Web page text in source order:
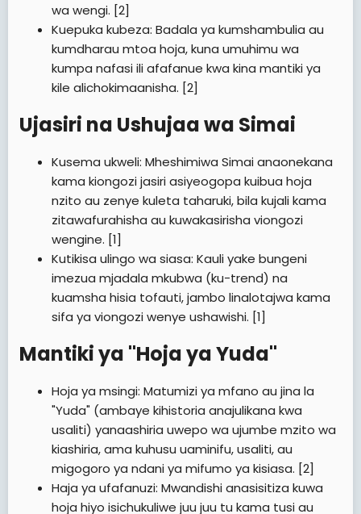
wa wengi. [2]
Kuepuka kubeza: Badala ya kumshambulia au
kumdharau mtoa hoja, kuna umuhimu wa
kumpa nafasi ili afafanue kwa kina mantiki ya
kile alichokimaanisha. [2]
Ujasiri na Ushujaa wa Simai​
Kusema ukweli: Mheshimiwa Simai anaonekana
kama kiongozi jasiri asiyeogopa kuibua hoja
nzito au zenye kuleta taharuki, bila kujali kama
zitawafurahisha au kuwakasirisha viongozi
wengine. [1]
Kutikisa ulingo wa siasa: Kauli yake bungeni
imezua mjadala mkubwa (ku-trend) na
kuamsha hisia tofauti, jambo linalotajwa kama
sifa ya viongozi wenye ushawishi. [1]
Mantiki ya "Hoja ya Yuda"​
Hoja ya msingi: Matumizi ya mfano au jina la
"Yuda" (ambaye kihistoria anajulikana kwa
usaliti) yanaashiria uwepo wa ujumbe mzito wa
kiashiria, ama kuhusu uaminifu, usaliti, au
migogoro ya ndani ya mifumo ya kisiasa. [2]
Haja ya ufafanuzi: Mwandishi anasisitiza kuwa
hoja hiyo isichukuliwe juu juu tu kama tusi au